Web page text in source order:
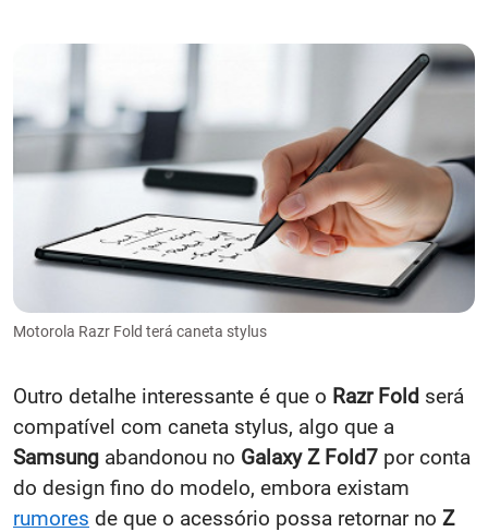
Motorola Razr Fold terá caneta stylus
Outro detalhe interessante é que o Razr Fold será
compatível com caneta stylus, algo que a
Samsung abandonou no Galaxy Z Fold7 por conta
do design fino do modelo, embora existam
rumores de que o acessório possa retornar no Z